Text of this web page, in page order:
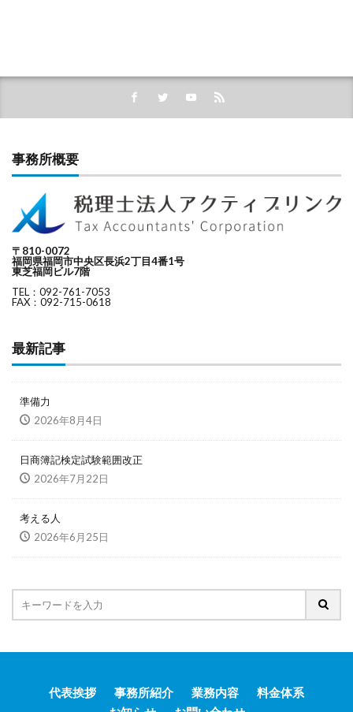
事務所概要
〒810-0072
福岡県福岡市中央区長浜2丁目4番1号
東芝福岡ビル7階
TEL：092-761-7053
FAX：092-715-0618
最新記事
準備力
2026年8月4日
日商簿記検定試験範囲改正
2026年7月22日
考える人
2026年6月25日
代表挨拶 事務所紹介 業務内容
料金体系